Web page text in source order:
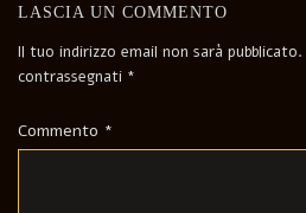
LASCIA UN COMMENTO
Il tuo indirizzo email non sarà pubblicato.
contrassegnati *
Commento *